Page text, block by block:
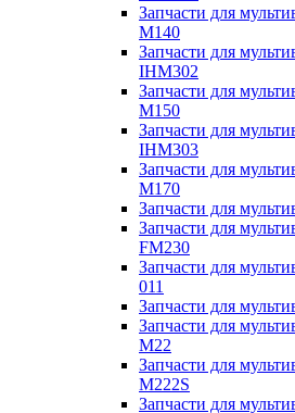
Запчасти для
M140
Запчасти для
IHM302
Запчасти для
M150
Запчасти для
IHM303
Запчасти для
M170
Запчасти для
Запчасти для
FM230
Запчасти для
011
Запчасти для
Запчасти для
M22
Запчасти для
M222S
Запчасти для